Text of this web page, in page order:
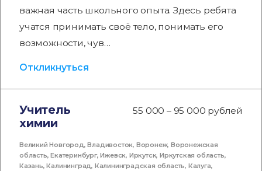
важная часть школьного опыта. Здесь ребята
учатся принимать своё тело, понимать его
возможности, чув…
Откликнуться
Учитель
химии
55 000 – 95 000 рублей
Великий Новгород,Владивосток, Воронеж,Воронежская
область,Екатеринбург,Ижевск, Иркутск,Иркутская область,
Казань,Калининград, Калининградская область, Калуга,